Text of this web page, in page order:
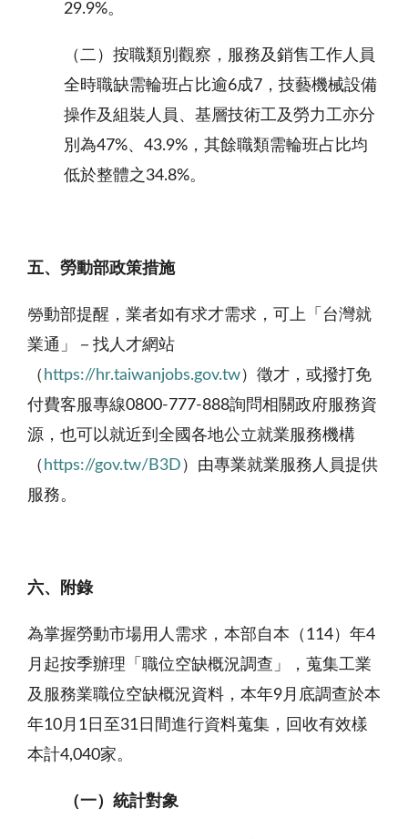
29.9%。
（二）按職類別觀察，服務及銷售工作人員
全時職缺需輪班占比逾6成7，技藝機械設備
操作及組裝人員、基層技術工及勞力工亦分
別為47%、43.9%，其餘職類需輪班占比均
低於整體之34.8%。
五、勞動部政策措施
勞動部提醒，業者如有求才需求，可上「台灣就
業通」－找人才網站
（ https://hr.taiwanjobs.gov.tw）徵才，或撥打免
付費客服專線0800-777-888詢問相關政府服務資
源，也可以就近到全國各地公立就業服務機構
（ https://gov.tw/B3D ）由專業就業服務人員提供
服務。
六、附錄
為掌握勞動市場用人需求，本部自本（114）年4
月起按季辦理「職位空缺概況調查」，蒐集工業
及服務業職位空缺概況資料，本年9月底調查於本
年10月1日至31日間進行資料蒐集，回收有效樣
本計4,040家。
（一）統計對象